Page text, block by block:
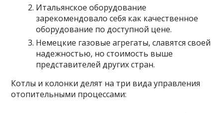
Итальянское оборудование
зарекомендовало себя как качественное
оборудование по доступной цене.
Немецкие газовые агрегаты, славятся своей
надежностью, но стоимость выше
представителей других стран.
Котлы и колонки делят на три вида управления
отопительными процессами: